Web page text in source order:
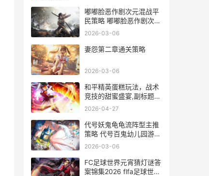
嘟嘟脸恶作剧次元混战平
民策略 嘟嘟脸恶作剧次元
光队阵容
2026-03-06
妻怨第二章通关策略
2026-03-06
和平精英蛋糕玩法，战术
竞技的甜蜜盛宴,副标题，
生存与狂欢交织的决胜舞
2026-04-27
代号妖鬼龟龟流阵型主推
策略 代号百鬼幼儿园游戏
网易官网
2026-03-06
FC足球世界元宵猜灯谜答
案锦集2026 flfa足球世界